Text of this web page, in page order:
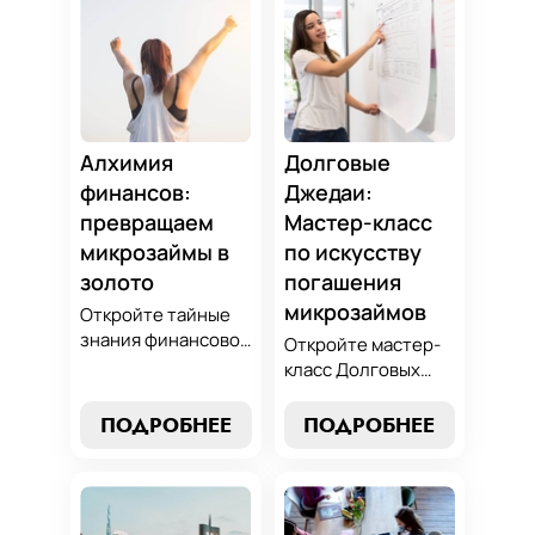
Алхимия
финансов:
превращаем
микрозаймы в
золото
Откройте тайные
знания финансовой
превращать
обязательства по
золотые
возможности.
ПОДРОБНЕЕ
Долговые
Джедаи:
Мастер-класс
по искусству
погашения
микрозаймов
Откройте мастер-
класс Долговых
погашению
финансового
равновесия.
ПОДРОБНЕЕ